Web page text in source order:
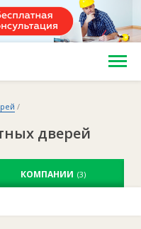
/
дверей
КОМПАНИИ (3)